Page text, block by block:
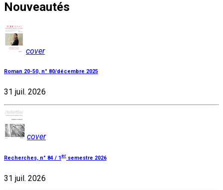
Nouveautés
cover
Roman 20-50, n° 80/décembre 2025
31 juil. 2026
cover
Recherches, n° 84 / 1 er semestre 2026
31 juil. 2026